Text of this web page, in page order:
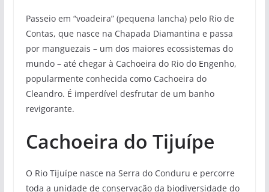
Passeio em “voadeira” (pequena lancha) pelo Rio de
Contas, que nasce na Chapada Diamantina e passa
por manguezais – um dos maiores ecossistemas do
mundo – até chegar à Cachoeira do Rio do Engenho,
popularmente conhecida como Cachoeira do
Cleandro. É imperdível desfrutar de um banho
revigorante.
Cachoeira do Tijuípe
O Rio Tijuípe nasce na Serra do Conduru e percorre
toda a unidade de conservação da biodiversidade do